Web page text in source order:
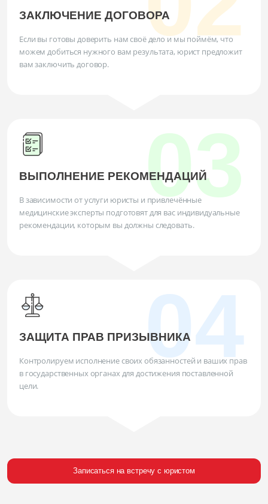
ЗАКЛЮЧЕНИЕ ДОГОВОРА
Если вы готовы доверить нам своё дело и мы поймём, что
можем добиться нужного вам результата, юрист предложит
вам заключить договор.
ВЫПОЛНЕНИЕ РЕКОМЕНДАЦИЙ
В зависимости от услуги юристы и привлечённые
медицинские эксперты подготовят для вас индивидуальные
рекомендации, которым вы должны следовать.
ЗАЩИТА ПРАВ ПРИЗЫВНИКА
Контролируем исполнение своих обязанностей и ваших прав
в государственных органах для достижения поставленной
цели.
Записаться на встречу с юристом